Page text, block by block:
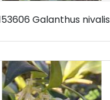
Galanthus nivalis